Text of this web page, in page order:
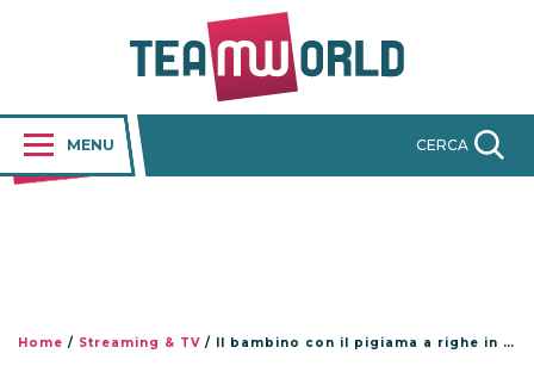
MENU CERCA
Home / Streaming & TV / Il bambino con il pigiama a righe in TV su La7 il 25 gennaio 2023